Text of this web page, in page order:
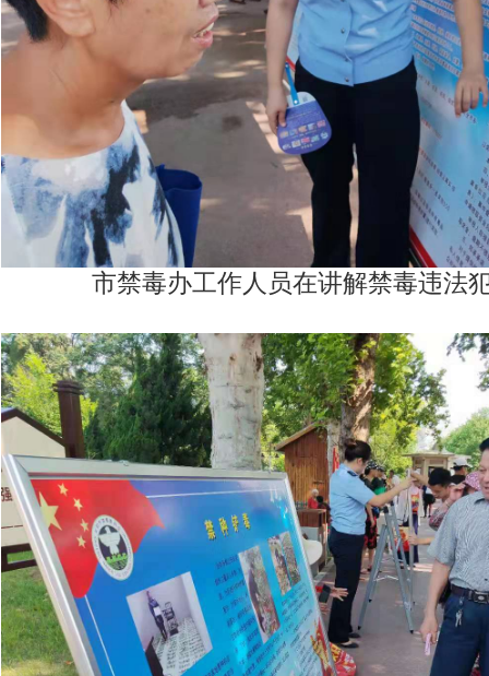
市禁毒办工作人员在讲解禁毒违法